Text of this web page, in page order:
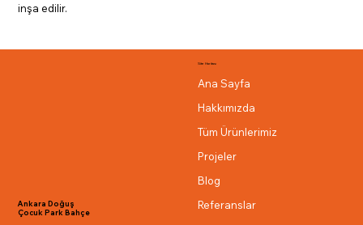
inşa edilir.
Ankara Doğuş
Çocuk Park Bahçe
Site Haritası
Ana Sayfa
Hakkımızda
Tüm Ürünlerimiz
Blog
Projeler
Referanslar